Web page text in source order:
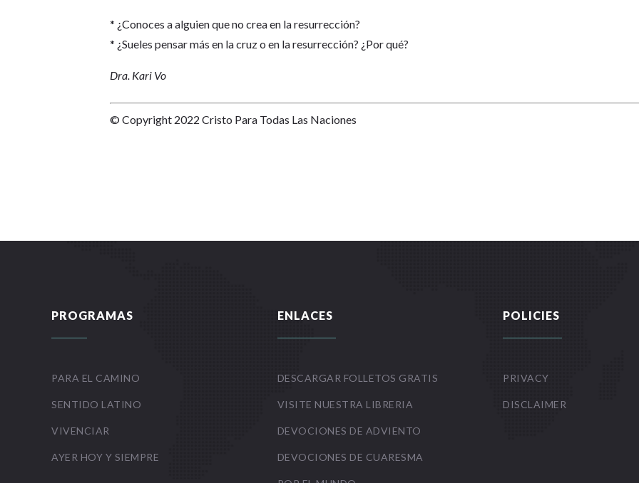
* ¿Conoces a alguien que no crea en la resurrección?
* ¿Sueles pensar más en la cruz o en la resurrección? ¿Por qué?
Dra. Kari Vo
© Copyright 2022 Cristo Para Todas Las Naciones
PROGRAMAS
PARA EL CAMINO
SENTIDO LATINO
VIVENCIAR
AYER HOY Y SIEMPRE
ENLACES
DESCARGAR FOLLETOS GRATIS
VISITE NUESTRA LIBRERIA
DEVOCIONES DE ADVIENTO
DEVOCIONES DE CUARESMA
POLICIES
PRIVACY
DISCLAIMER